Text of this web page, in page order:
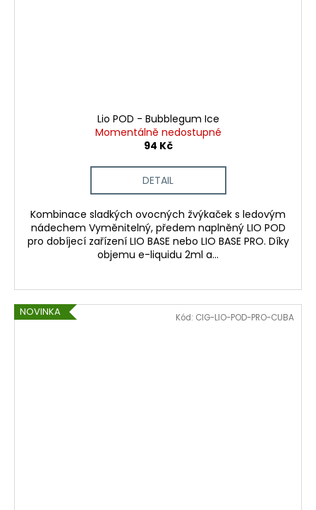
Lio POD - Bubblegum Ice
Momentálně nedostupné
94 Kč
DETAIL
Kombinace sladkých ovocných žvýkaček s ledovým
nádechem Vyměnitelný, předem naplněný LIO POD
pro dobíjecí zařízení LIO BASE nebo LIO BASE PRO. Díky
objemu e-liquidu 2ml a...
NOVINKA Kód: CIG-LIO-POD-PRO-CUBA